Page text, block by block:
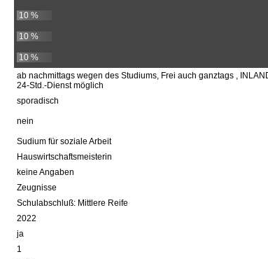
10 %
10 %
10 %
ab nachmittags wegen des Studiums, Frei auch ganztags ,
24-Std.-Dienst möglich
sporadisch
nein
Sudium für soziale Arbeit
Hauswirtschaftsmeisterin
keine Angaben
Zeugnisse
Schulabschluß: Mittlere Reife
2022
ja
1